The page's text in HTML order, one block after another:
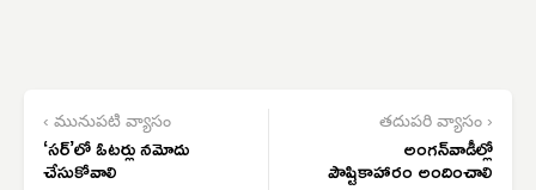
‹ మునుపటి వ్యాసం
‘సర్’లో ఓటర్లు నమోదు
చేసుకోవాలి
తదుపరి వ్యాసం ›
అంగన్‌వాడీల్లో
పౌష్టికాహారం అందించాలి